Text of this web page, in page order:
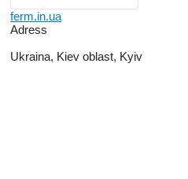
ferm.in.ua
Adress
Ukraina, Kiev oblast, Kyiv